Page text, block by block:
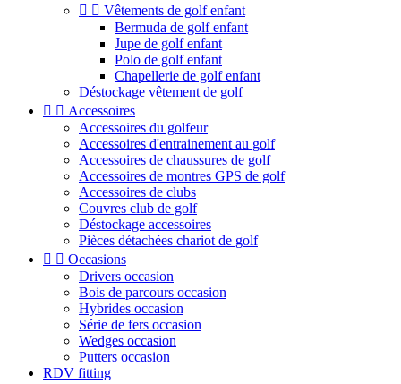
  Vêtements de golf enfant
Bermuda de golf enfant
Jupe de golf enfant
Polo de golf enfant
Chapellerie de golf enfant
Déstockage vêtement de golf
  Accessoires
Accessoires du golfeur
Accessoires d'entrainement au golf
Accessoires de chaussures de golf
Accessoires de montres GPS de golf
Accessoires de clubs
Couvres club de golf
Déstockage accessoires
Pièces détachées chariot de golf
  Occasions
Drivers occasion
Bois de parcours occasion
Hybrides occasion
Série de fers occasion
Wedges occasion
Putters occasion
RDV fitting